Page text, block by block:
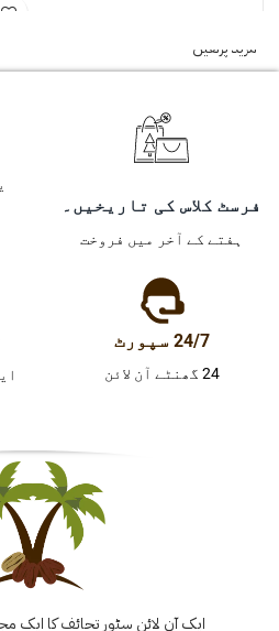
مزید پڑھیں
فرسٹ کلاس کی تاریخیں۔
ہفتے کے آخر میں فروخت
24/7 سپورٹ
24 گھنٹے آن لائن
ایک آن لائن سٹور تحائف کا ایک